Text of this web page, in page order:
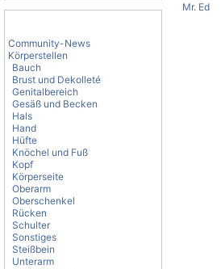
Community-News
Körperstellen
Bauch
Brust und Dekolleté
Genitalbereich
Gesäß und Becken
Hals
Hand
Hüfte
Knöchel und Fuß
Kopf
Körperseite
Oberarm
Oberschenkel
Rücken
Schulter
Sonstiges
Steißbein
Unterarm
Mr. Ed